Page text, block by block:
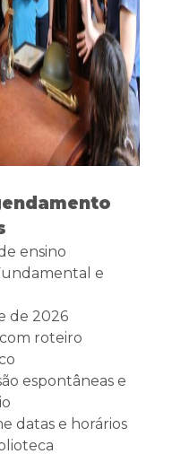
ensino
e
de 2026
roteiro
espontâneas e
datas e horários